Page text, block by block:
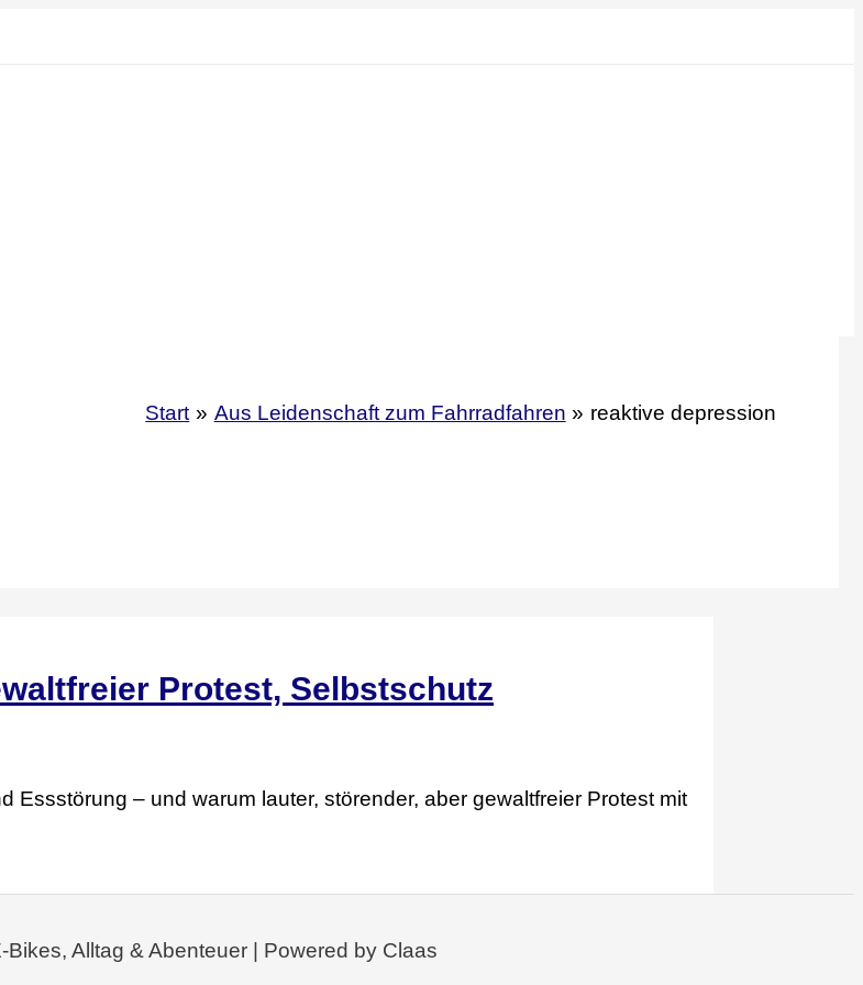
Start Aus Leidenschaft zum Fahrradfahren reaktive depression
Protest, Selbstschutz
– und warum lauter, störender, aber gewaltfreier Protest mit
Alltag & Abenteuer | Powered by Claas